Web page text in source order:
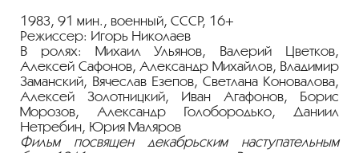
1983, 91 мин., военный, СССР, 16+
Режиссер: Игорь Николаев
В ролях: Михаил Ульянов, Валерий Цветков,
Алексей Сафонов, Александр Михайлов, Владимир
Заманский, Вячеслав Езепов, Светлана Коновалова,
Алексей Золотницкий, Иван Агафонов, Борис
Морозов, Александр Голобородько, Даниил
Нетребин, Юрия Маляров
Фильм посвящен декабрьским наступательным